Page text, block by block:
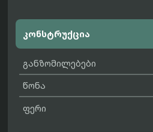
კონსტრუქცია
განზომილებები
წონა
ფერი